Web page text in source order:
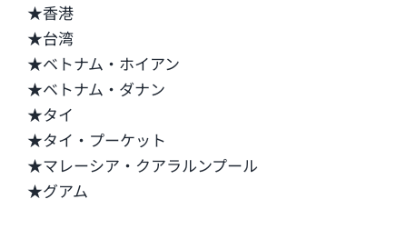
★香港
★台湾
★ベトナム・ホイアン
★ベトナム・ダナン
★タイ
★タイ・プーケット
★マレーシア・クアラルンプール
★グアム